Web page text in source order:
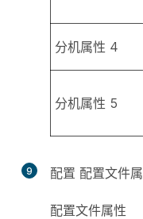
分机属性 4
分机属性 5
9 配置 配置文件
配置文件属性